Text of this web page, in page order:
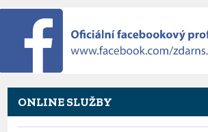
ONLINE SLUŽBY